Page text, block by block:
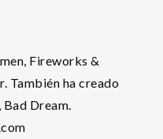
Fireworks &
También ha creado
Dream.